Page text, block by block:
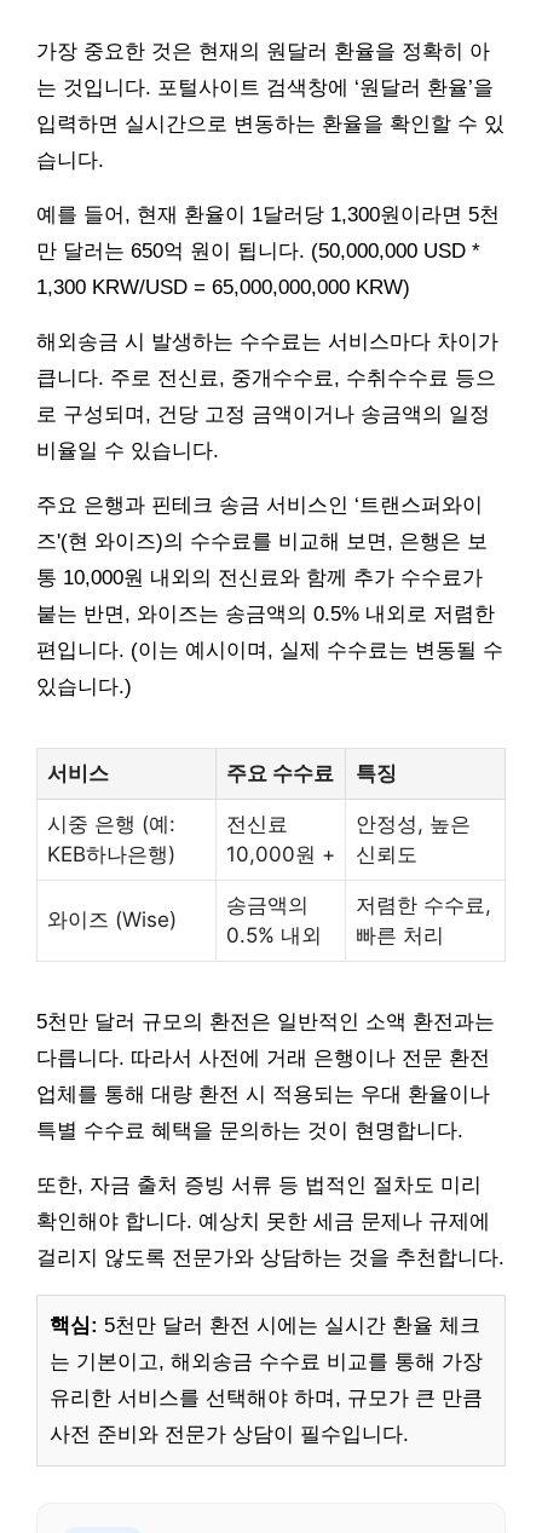
가장 중요한 것은 현재의 원달러 환율을 정확히 아
는 것입니다. 포털사이트 검색창에 ‘원달러 환율’을
입력하면 실시간으로 변동하는 환율을 확인할 수 있
습니다.
예를 들어, 현재 환율이 1달러당 1,300원이라면 5천
만 달러는 650억 원이 됩니다. (50,000,000 USD *
1,300 KRW/USD = 65,000,000,000 KRW)
해외송금 시 발생하는 수수료는 서비스마다 차이가
큽니다. 주로 전신료, 중개수수료, 수취수수료 등으
로 구성되며, 건당 고정 금액이거나 송금액의 일정
비율일 수 있습니다.
주요 은행과 핀테크 송금 서비스인 ‘트랜스퍼와이
즈'(현 와이즈)의 수수료를 비교해 보면, 은행은 보
통 10,000원 내외의 전신료와 함께 추가 수수료가
붙는 반면, 와이즈는 송금액의 0.5% 내외로 저렴한
편입니다. (이는 예시이며, 실제 수수료는 변동될 수
있습니다.)
서비스 주요 수수료 특징
시중 은행 (예:
KEB하나은행)
전신료
10,000원 +
안정성, 높은
신뢰도
와이즈 (Wise)
송금액의
0.5% 내외
저렴한 수수료,
빠른 처리
5천만 달러 규모의 환전은 일반적인 소액 환전과는
다릅니다. 따라서 사전에 거래 은행이나 전문 환전
업체를 통해 대량 환전 시 적용되는 우대 환율이나
특별 수수료 혜택을 문의하는 것이 현명합니다.
또한, 자금 출처 증빙 서류 등 법적인 절차도 미리
확인해야 합니다. 예상치 못한 세금 문제나 규제에
걸리지 않도록 전문가와 상담하는 것을 추천합니다.
핵심: 5천만 달러 환전 시에는 실시간 환율 체크
는 기본이고, 해외송금 수수료 비교를 통해 가장
유리한 서비스를 선택해야 하며, 규모가 큰 만큼
사전 준비와 전문가 상담이 필수입니다.